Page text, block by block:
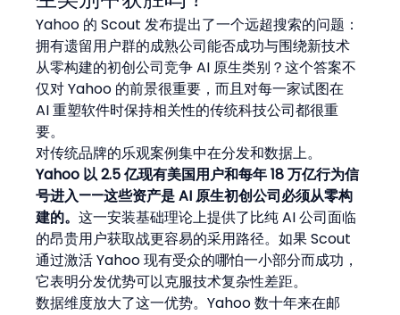
Yahoo 的 Scout 发布提出了一个远超搜索的问题：
拥有遗留用户群的成熟公司能否成功与围绕新技术
从零构建的初创公司竞争 AI 原生类别？这个答案不
仅对 Yahoo 的前景很重要，而且对每一家试图在
AI 重塑软件时保持相关性的传统科技公司都很重
要。
对传统品牌的乐观案例集中在分发和数据上。
Yahoo 以 2.5 亿现有美国用户和每年 18 万亿行为信
号进入——这些资产是 AI 原生初创公司必须从零构
建的。这一安装基础理论上提供了比纯 AI 公司面临
的昂贵用户获取战更容易的采用路径。如果 Scout
通过激活 Yahoo 现有受众的哪怕一小部分而成功，
它表明分发优势可以克服技术复杂性差距。
数据维度放大了这一优势。Yahoo 数十年来在邮